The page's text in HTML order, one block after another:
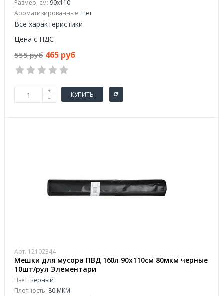
Размер, см: 90x110
Ароматизированные: Нет
Все характеристики
Цена с НДС
555 руб 465 руб
КУПИТЬ
Арт. 12102344
Мешки для мусора ПВД 160л 90х110см 80мкм черные
10шт/рул Элементари
Цвет: чёрный
Плотность: 80 МКМ